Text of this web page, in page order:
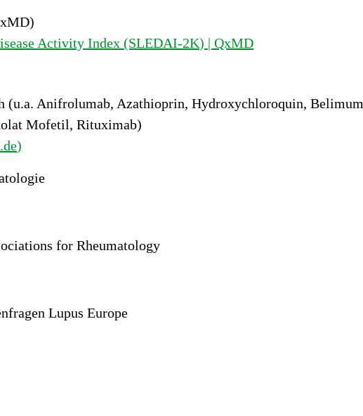
Activity Index (SLEDAI-2K) | QxMD
(u.a. Anifrolumab, Azathioprin, Hydroxychloroquin,
Mofetil, Rituximab)
for Rheumatology
Lupus Europe